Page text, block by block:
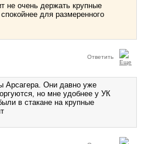
не очень держать крупные
для размеренного
Ответить
Арсагера. Они давно уже
но мне удобнее у УК
в стакане на крупные